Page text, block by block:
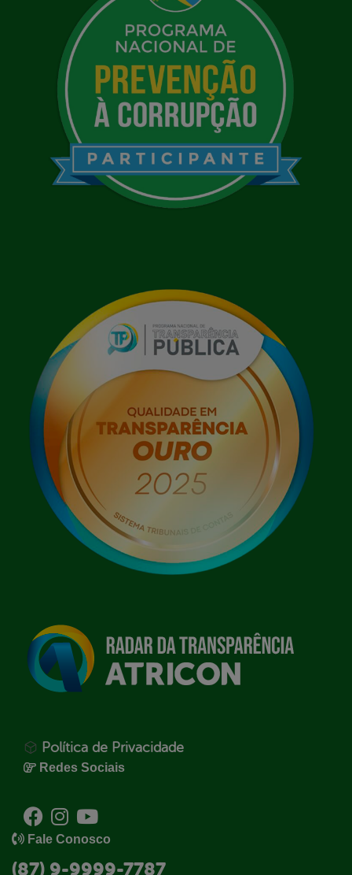
Política de Privacidade
Redes Sociais
Fale Conosco
(87) 9-9999-7787